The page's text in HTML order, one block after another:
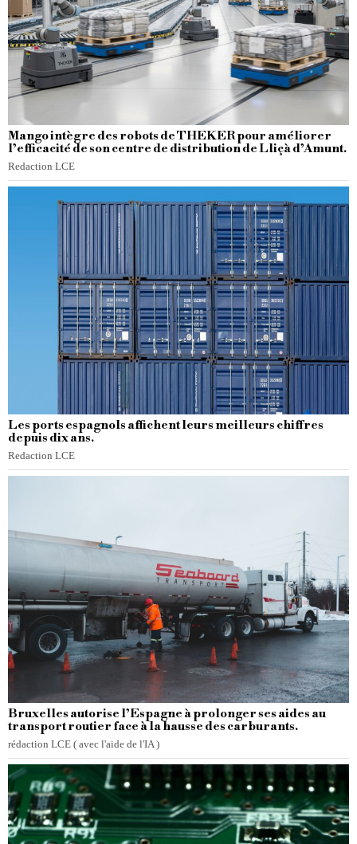
Mango intègre des robots de THEKER pour améliorer
l’efficacité de son centre de distribution de Lliçà d’Amunt.
Redaction LCE
Les ports espagnols affichent leurs meilleurs chiffres
depuis dix ans.
Redaction LCE
Bruxelles autorise l’Espagne à prolonger ses aides au
transport routier face à la hausse des carburants.
rédaction LCE ( avec l'aide de l'IA )